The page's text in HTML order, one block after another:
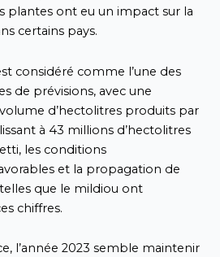
plantes ont eu un impact sur la
certains pays.
considéré comme l’une des
de prévisions, avec une
d’hectolitres produits par
à 43 millions d’hectolitres
les conditions
et la propagation de
que le mildiou ont
chiffres.
l’année 2023 semble maintenir